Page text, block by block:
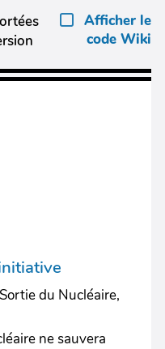
Afficher le
code Wiki
du Nucléaire,
ne sauvera